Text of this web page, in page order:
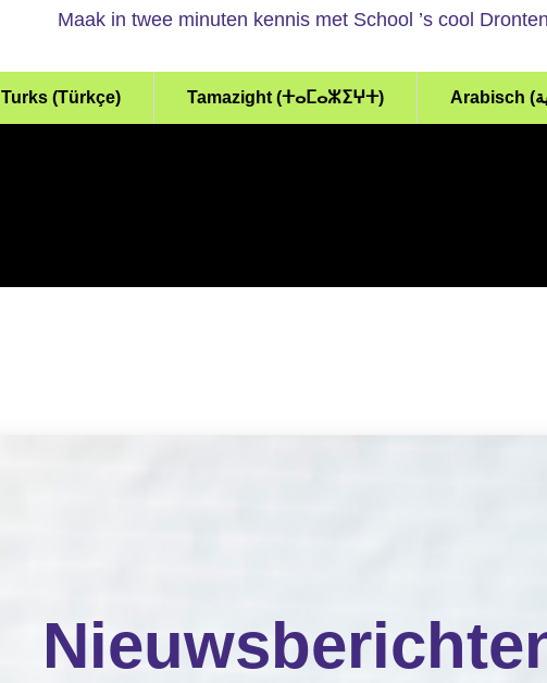
Maak in twee minuten kennis met School ’s cool
Turks (Türkçe) Tamazight (ⵜⴰⵎⴰⵣⵉⵖⵜ)